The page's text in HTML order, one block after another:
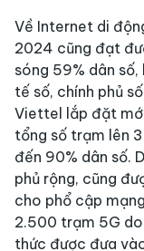
Về Internet di
2024 cũng đạt
sóng 59% dân
tế số, chính phủ
Viettel lắp đặt
tổng số trạm lên
đến 90% dân số.
phủ rộng, cũng
cho phổ cập
2.500 trạm 5G
thức được đưa